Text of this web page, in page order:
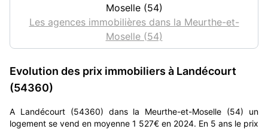
Moselle (54)
Les agences immobilières dans la Meurthe-et-
Moselle (54)
Evolution des prix immobiliers à Landécourt
(54360)
A Landécourt (54360) dans la Meurthe-et-Moselle (54) un
logement se vend en moyenne 1 527€ en 2024. En 5 ans le prix